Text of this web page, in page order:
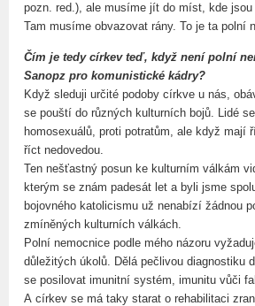
pozn. red.), ale musíme jít do míst, kde
Tam musíme obvazovat rány. To je ta polní
Čím je tedy církev teď, když není polní
Sanopz pro komunistické kádry?
Když sleduji určité podoby církve u nás,
se pouští do různých kulturních bojů. Lidé
homosexuálů, proti potratům, ale když
říct nedovedou.
Ten nešťastný posun ke kulturním válkám
kterým se znám padesát let a byli jsme
bojovného katolicismu už nenabízí žádnou
zmíněných kulturních válkách.
Polní nemocnice podle mého názoru
důležitých úkolů. Dělá pečlivou diagnostiku
se posilovat imunitní systém, imunitu vůči
A církev se má taky starat o rehabilitaci